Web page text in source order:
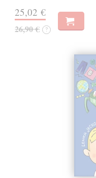
25,02 €
26,90 € ?